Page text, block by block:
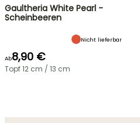
Gaultheria White Pearl -
Scheinbeeren
Nicht lieferbar
Ab8,90 €
Topf 12 cm / 13 cm